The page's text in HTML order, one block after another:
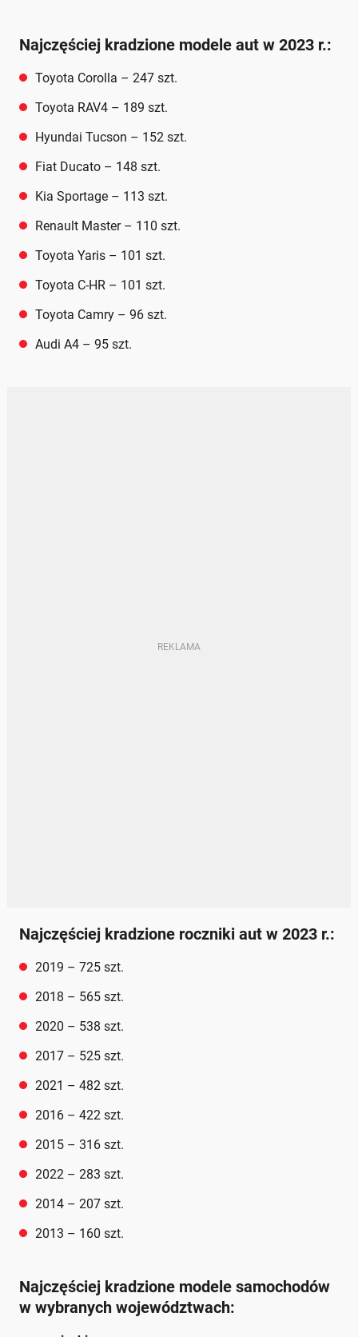
Najczęściej kradzione modele aut w 2023 r.:
Toyota Corolla – 247 szt.
Toyota RAV4 – 189 szt.
Hyundai Tucson – 152 szt.
Fiat Ducato – 148 szt.
Kia Sportage – 113 szt.
Renault Master – 110 szt.
Toyota Yaris – 101 szt.
Toyota C-HR – 101 szt.
Toyota Camry – 96 szt.
Audi A4 – 95 szt.
Najczęściej kradzione roczniki aut w 2023 r.:
2019 – 725 szt.
2018 – 565 szt.
2020 – 538 szt.
2017 – 525 szt.
2021 – 482 szt.
2016 – 422 szt.
2015 – 316 szt.
2022 – 283 szt.
2014 – 207 szt.
2013 – 160 szt.
Najczęściej kradzione modele samochodów
w wybranych województwach: